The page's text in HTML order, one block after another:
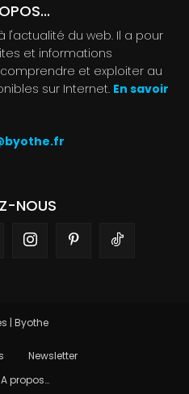
l'actualité du web. Il a pour
et informations
et exploiter au
sur Internet. En savoir
NOUS
| Byothe
Newsletter
A propos…